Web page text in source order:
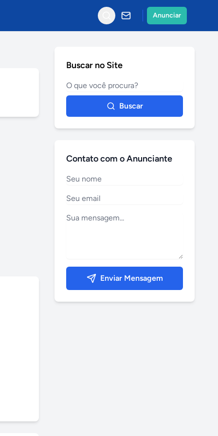
Anunciar
Buscar no Site
Buscar
Contato com o Anunciante
Enviar Mensagem